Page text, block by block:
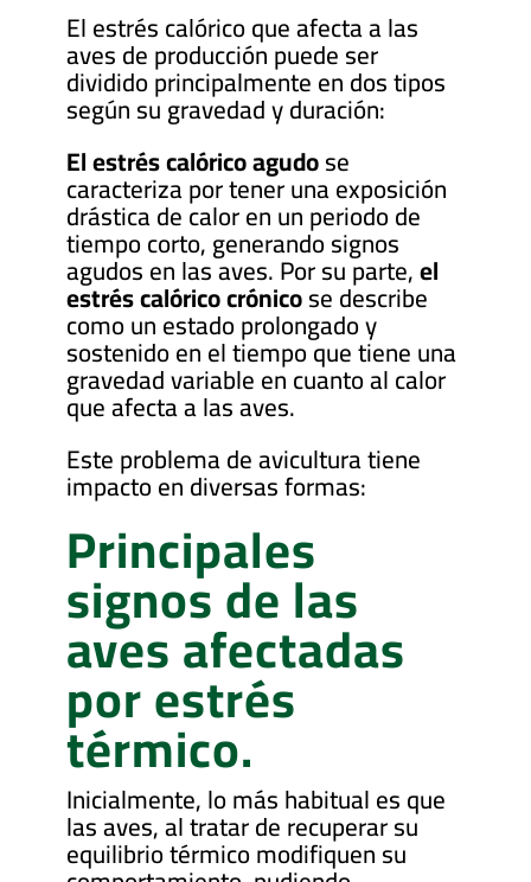
El estrés calórico que afecta a las
aves de producción puede ser
dividido principalmente en dos tipos
según su gravedad y duración:
El estrés calórico agudose
caracteriza por tener una exposición
drástica de calor en un periodo de
tiempo corto, generando signos
agudos en las aves. Por su parte,el
estrés calórico crónicose describe
como un estado prolongado y
sostenido en el tiempo que tiene una
gravedad variable en cuanto al calor
que afecta a las aves.
Este problema de avicultura tiene
impacto en diversas formas:
Principales
signos de las
aves afectadas
por estrés
térmico.
Inicialmente, lo más habitual es que
las aves, al tratar de recuperar su
equilibrio térmico modifiquen su